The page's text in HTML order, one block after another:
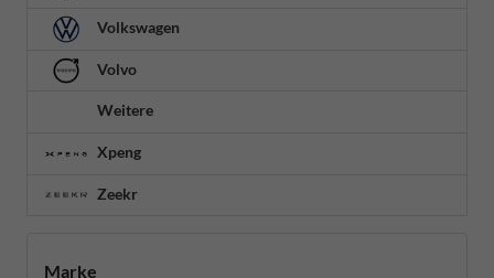
Volkswagen
Volvo
Weitere
Xpeng
Zeekr
Marke